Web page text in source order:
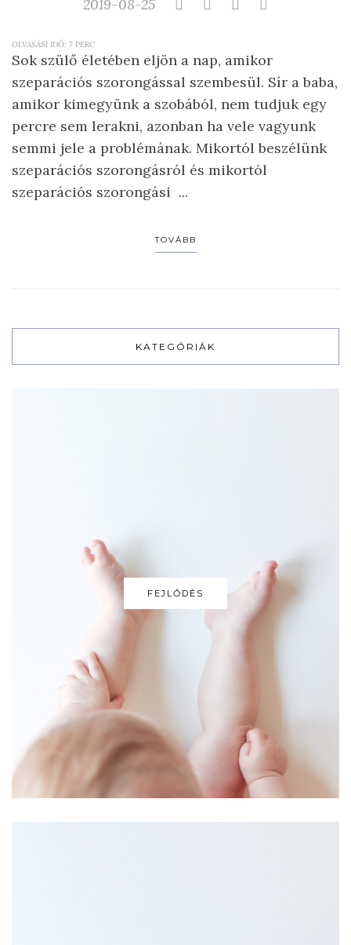
2019-08-25
OLVASÁSI IDŐ: 7 PERC
Sok szülő életében eljön a nap, amikor
szeparációs szorongással szembesül. Sír a baba,
amikor kimegyünk a szobából, nem tudjuk egy
percre sem lerakni, azonban ha vele vagyunk
semmi jele a problémának. Mikortól beszélünk
szeparációs szorongásról és mikortól
szeparációs szorongási ...
TOVÁBB
KATEGÓRIÁK
FEJLŐDÉS